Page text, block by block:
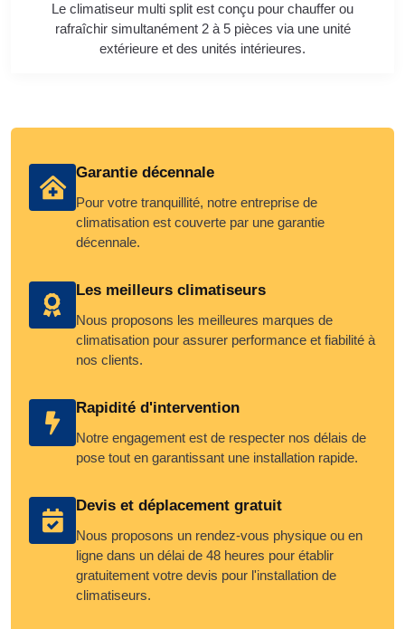
Le climatiseur multi split est conçu pour chauffer ou
rafraîchir simultanément 2 à 5 pièces via une unité
extérieure et des unités intérieures.
Garantie décennale
Pour votre tranquillité, notre entreprise de
climatisation est couverte par une garantie
décennale.
Les meilleurs climatiseurs
Nous proposons les meilleures marques de
climatisation pour assurer performance et fiabilité à
nos clients.
Rapidité d'intervention
Notre engagement est de respecter nos délais de
pose tout en garantissant une installation rapide.
Devis et déplacement gratuit
Nous proposons un rendez-vous physique ou en
ligne dans un délai de 48 heures pour établir
gratuitement votre devis pour l'installation de
climatiseurs.